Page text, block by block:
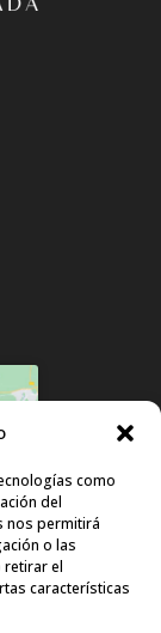
como
del
nos permitirá
o las
retirar el
características